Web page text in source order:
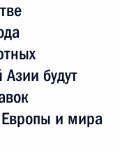
будут
и мира